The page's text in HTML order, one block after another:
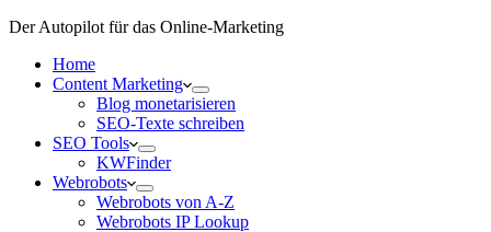
Der Autopilot für das Online-Marketing
Home
Content Marketing
Blog monetarisieren
SEO-Texte schreiben
SEO Tools
KWFinder
Webrobots
Webrobots von A-Z
Webrobots IP Lookup